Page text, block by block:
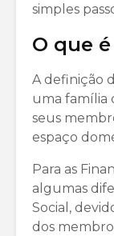
simples
O que
A definição
uma família
seus
espaço
Para as
algumas
Social,
dos